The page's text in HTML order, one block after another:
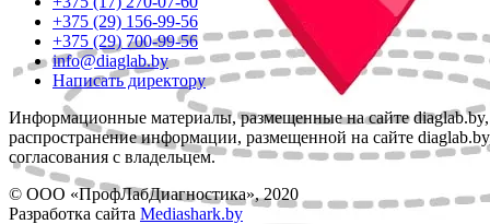
+375 (29) 156-99-56
+375 (29) 700-99-56
info@diaglab.by
Написать директору
Информационные материалы, размещенные на сайте
распространение информации, размещенной на сайте
согласования с владельцем.
© ООО «ПрофЛабДиагностика», 2020
Разработка сайта Mediashark.by